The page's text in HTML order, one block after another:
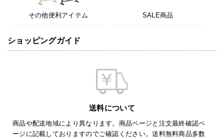
その他便利アイテム SALE商品
ショッピングガイド
送料について
商品や配送地域により異なります。商品ページと注文最終確認ペ
ージに記載しておりますのでご確認ください。送料無料商品多数